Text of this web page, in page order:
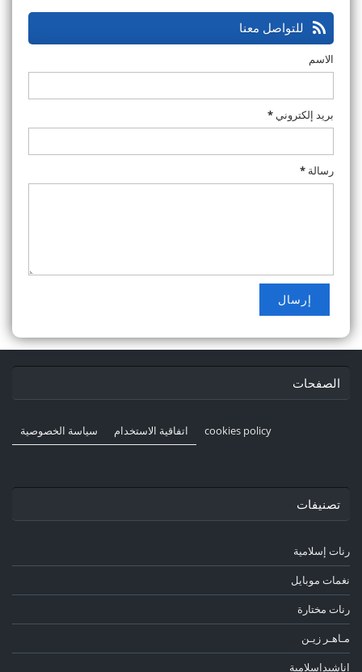
للتواصل معنا
الاسم
بريد إلكتروني*
رسالة *
الصفحات
سياسة الخصوصية اتفاقية الاستخدام cookies policy
تصنيفات
رنات إسلامية
نغمات موبايل
رنات مختارة
مـاهـر زيـن
اناشيدإسلامية